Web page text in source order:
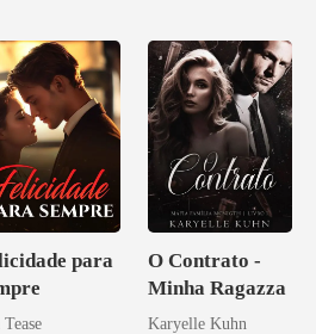
para
Tease
O Contrato -
Minha Ragazza
Karyelle Kuhn